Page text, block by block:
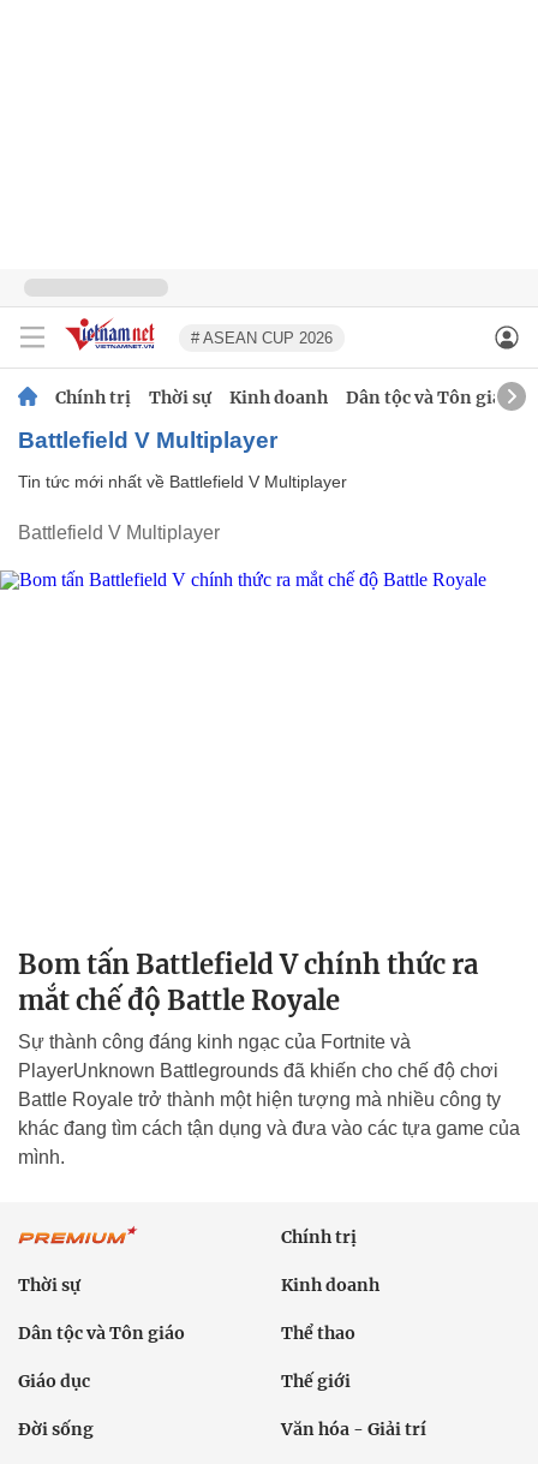
# ASEAN CUP 2026
Chính trị Thời sự Kinh doanh Dân tộc và Tôn giáo
Battlefield V Multiplayer
Tin tức mới nhất về Battlefield V Multiplayer
Battlefield V Multiplayer
Bom tấn Battlefield V chính thức ra
mắt chế độ Battle Royale
Sự thành công đáng kinh ngạc của Fortnite và
PlayerUnknown Battlegrounds đã khiến cho chế độ chơi
Battle Royale trở thành một hiện tượng mà nhiều công ty
khác đang tìm cách tận dụng và đưa vào các tựa game của
mình.
Chính trị
Thời sự Kinh doanh
Dân tộc và Tôn giáo Thể thao
Giáo dục Thế giới
Đời sống Văn hóa - Giải trí